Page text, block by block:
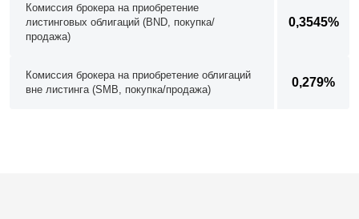
Комиссия брокера на приобретение
листинговых облигаций (BND, покупка/
продажа)
0,3545%
Комиссия брокера на приобретение облигаций
вне листинга (SMB, покупка/продажа)
0,279%